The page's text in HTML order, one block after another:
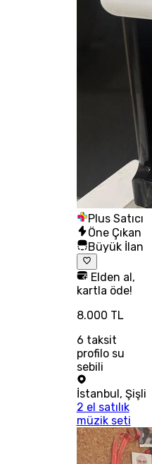
Plus Satıcı
Öne Çıkan
Büyük İlan
Elden al,
kartla öde!
8.000 TL
6 taksit
profilo su
sebili
İstanbul, Şişli
2 el satılık
müzik seti